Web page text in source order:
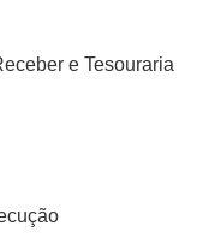
e Tesouraria